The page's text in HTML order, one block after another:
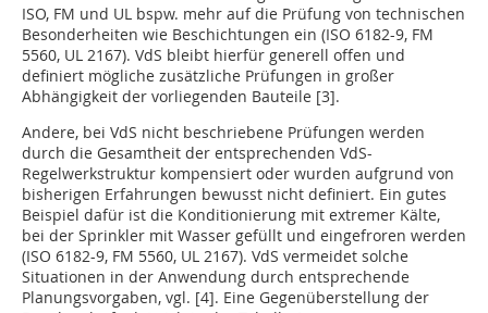
ISO, FM und UL bspw. mehr auf die Prüfung von technischen
Besonderheiten wie Beschichtungen ein (ISO 6182-9, FM
5560, UL 2167). VdS bleibt hierfür generell offen und
definiert mögliche zusätzliche Prüfungen in großer
Abhängigkeit der vorliegenden Bauteile [3].
Andere, bei VdS nicht beschriebene Prüfungen werden
durch die Gesamtheit der entsprechenden VdS-
Regelwerkstruktur kompensiert oder wurden aufgrund von
bisherigen Erfahrungen bewusst nicht definiert. Ein gutes
Beispiel dafür ist die Konditionierung mit extremer Kälte,
bei der Sprinkler mit Wasser gefüllt und eingefroren werden
(ISO 6182-9, FM 5560, UL 2167). VdS vermeidet solche
Situationen in der Anwendung durch entsprechende
Planungsvorgaben, vgl. [4]. Eine Gegenüberstellung der